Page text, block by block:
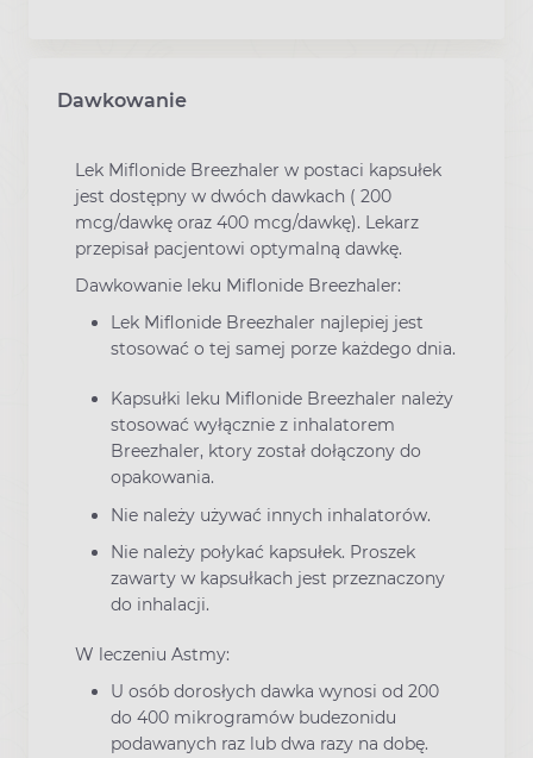
Dawkowanie
Lek Miflonide Breezhaler w postaci kapsułek
jest dostępny w dwóch dawkach ( 200
mcg/dawkę oraz 400 mcg/dawkę). Lekarz
przepisał pacjentowi optymalną dawkę.
Dawkowanie leku Miflonide Breezhaler:
Lek Miflonide Breezhaler najlepiej jest
stosować o tej samej porze każdego dnia.
Kapsułki leku Miflonide Breezhaler należy
stosować wyłącznie z inhalatorem
Breezhaler, ktory został dołączony do
opakowania.
Nie należy używać innych inhalatorów.
Nie należy połykać kapsułek. Proszek
zawarty w kapsułkach jest przeznaczony
do inhalacji.
W leczeniu Astmy:
U osób dorosłych dawka wynosi od 200
do 400 mikrogramów budezonidu
podawanych raz lub dwa razy na dobę.